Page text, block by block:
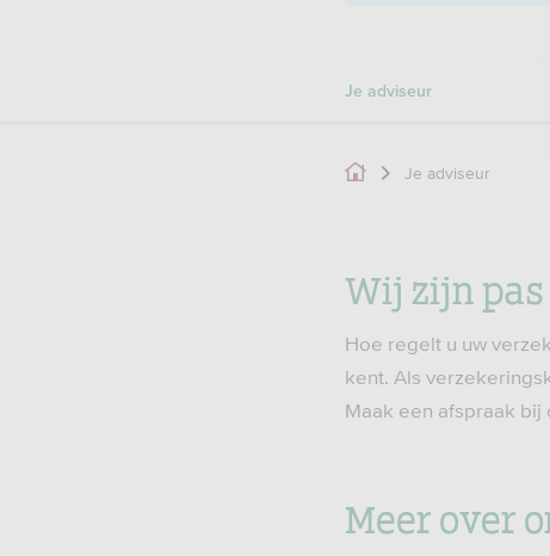
Je adviseur
Je adviseur
Wij zijn
Hoe regelt u uw
kent. Als
Maak een afspraak bij
Meer over